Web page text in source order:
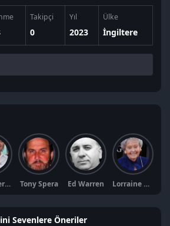
Takipçi
0
Yıl
2023
Ülke
İngiltere
Victor Serfaty Tony Spera Ed Warren Lorraine Warren
Sevenlere Öneriler